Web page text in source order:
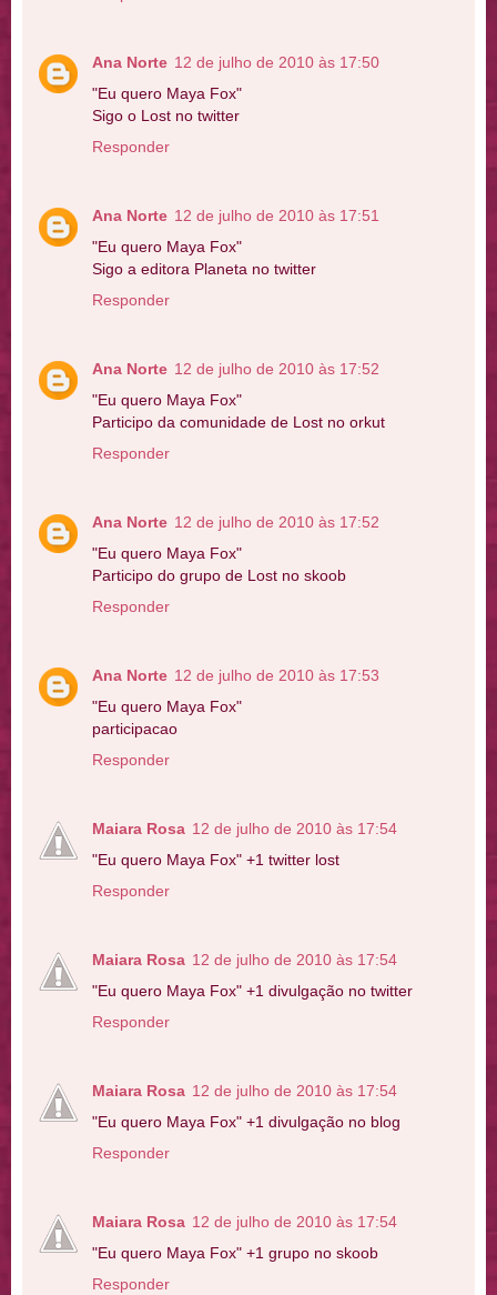
Ana Norte 12 de julho de 2010 às 17:50
"Eu quero Maya Fox"
Sigo o Lost no twitter
Responder
Ana Norte 12 de julho de 2010 às 17:51
"Eu quero Maya Fox"
Sigo a editora Planeta no twitter
Responder
Ana Norte 12 de julho de 2010 às 17:52
"Eu quero Maya Fox"
Participo da comunidade de Lost no orkut
Responder
Ana Norte 12 de julho de 2010 às 17:52
"Eu quero Maya Fox"
Participo do grupo de Lost no skoob
Responder
Ana Norte 12 de julho de 2010 às 17:53
"Eu quero Maya Fox"
participacao
Responder
Maiara Rosa 12 de julho de 2010 às 17:54
"Eu quero Maya Fox" +1 twitter lost
Responder
Maiara Rosa 12 de julho de 2010 às 17:54
"Eu quero Maya Fox" +1 divulgação no twitter
Responder
Maiara Rosa 12 de julho de 2010 às 17:54
"Eu quero Maya Fox" +1 divulgação no blog
Responder
Maiara Rosa 12 de julho de 2010 às 17:54
"Eu quero Maya Fox" +1 grupo no skoob
Responder